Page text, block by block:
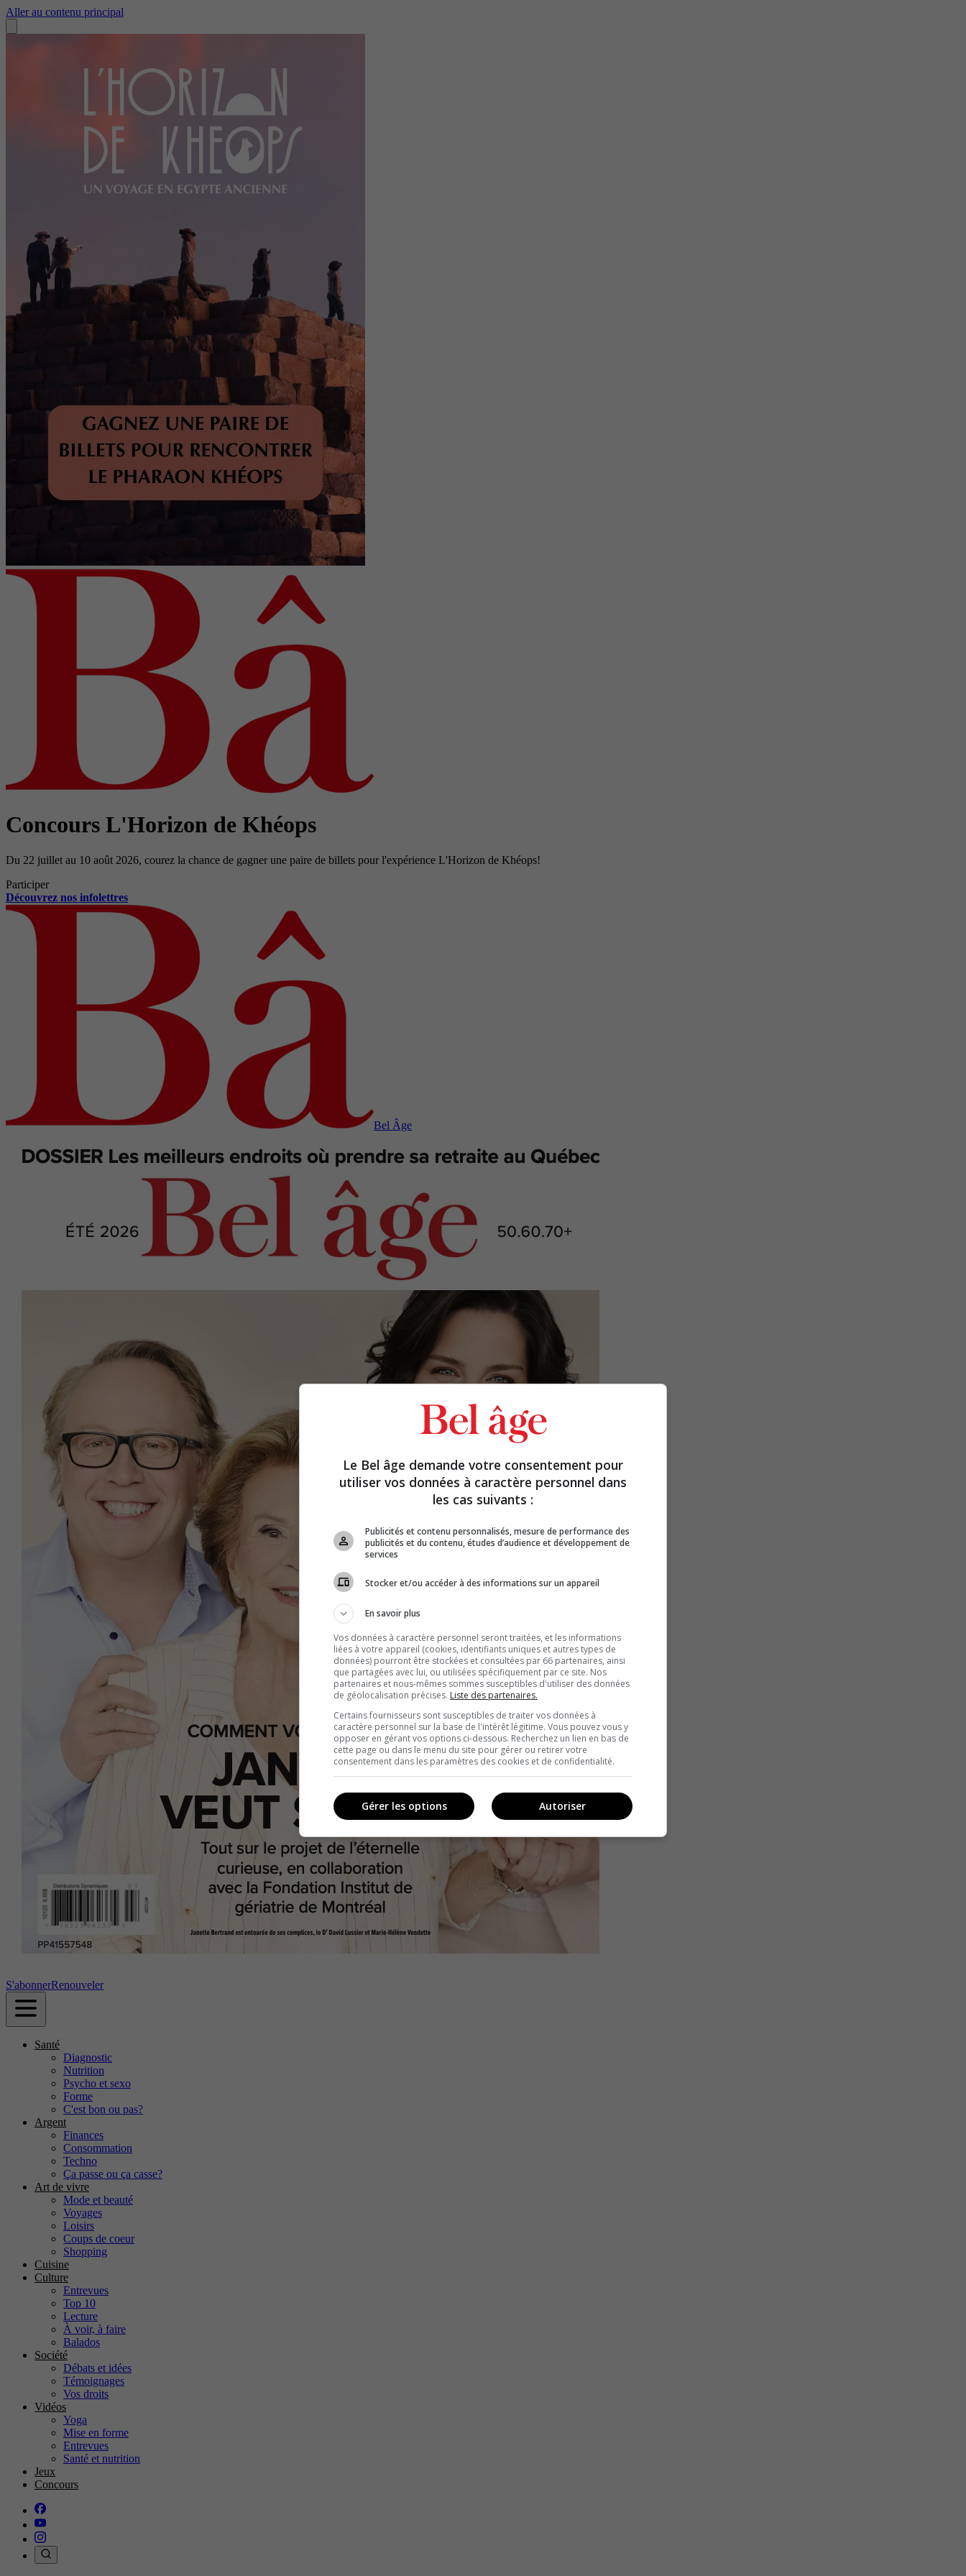
Aller au contenu principal
Concours L'Horizon de Khéops
Du 22 juillet au 10 août 2026, courez la chance de gagner une paire de billets pour l'expérience L'Horizon de Khéops!
Participer
Découvrez nos infolettres
Bel Âge
S'abonnerRenouveler
Santé
Diagnostic
Nutrition
Psycho et sexo
Forme
C'est bon ou pas?
Argent
Finances
Consommation
Techno
Ça passe ou ça casse?
Art de vivre
Mode et beauté
Voyages
Loisirs
Coups de coeur
Shopping
Cuisine
Culture
Entrevues
Top 10
Lecture
À voir, à faire
Balados
Société
Débats et idées
Témoignages
Vos droits
Vidéos
Yoga
Mise en forme
Entrevues
Santé et nutrition
Jeux
Concours
Le Bel âge demande votre consentement pour
utiliser vos données à caractère personnel dans
les cas suivants :
Publicités et contenu personnalisés, mesure de performance des
publicités et du contenu, études d’audience et développement de
services
Stocker et/ou accéder à des informations sur un appareil
En savoir plus
Vos données à caractère personnel seront traitées, et les informations
liées à votre appareil (cookies, identifiants uniques et autres types de
données) pourront être stockées et consultées par 66 partenaires, ainsi
que partagées avec lui, ou utilisées spécifiquement par ce site. Nos
partenaires et nous-mêmes sommes susceptibles d'utiliser des données
de géolocalisation précises. Liste des partenaires.
Certains fournisseurs sont susceptibles de traiter vos données à
caractère personnel sur la base de l'intérêt légitime. Vous pouvez vous y
opposer en gérant vos options ci-dessous. Recherchez un lien en bas de
cette page ou dans le menu du site pour gérer ou retirer votre
consentement dans les paramètres des cookies et de confidentialité.
Autoriser
Gérer les options